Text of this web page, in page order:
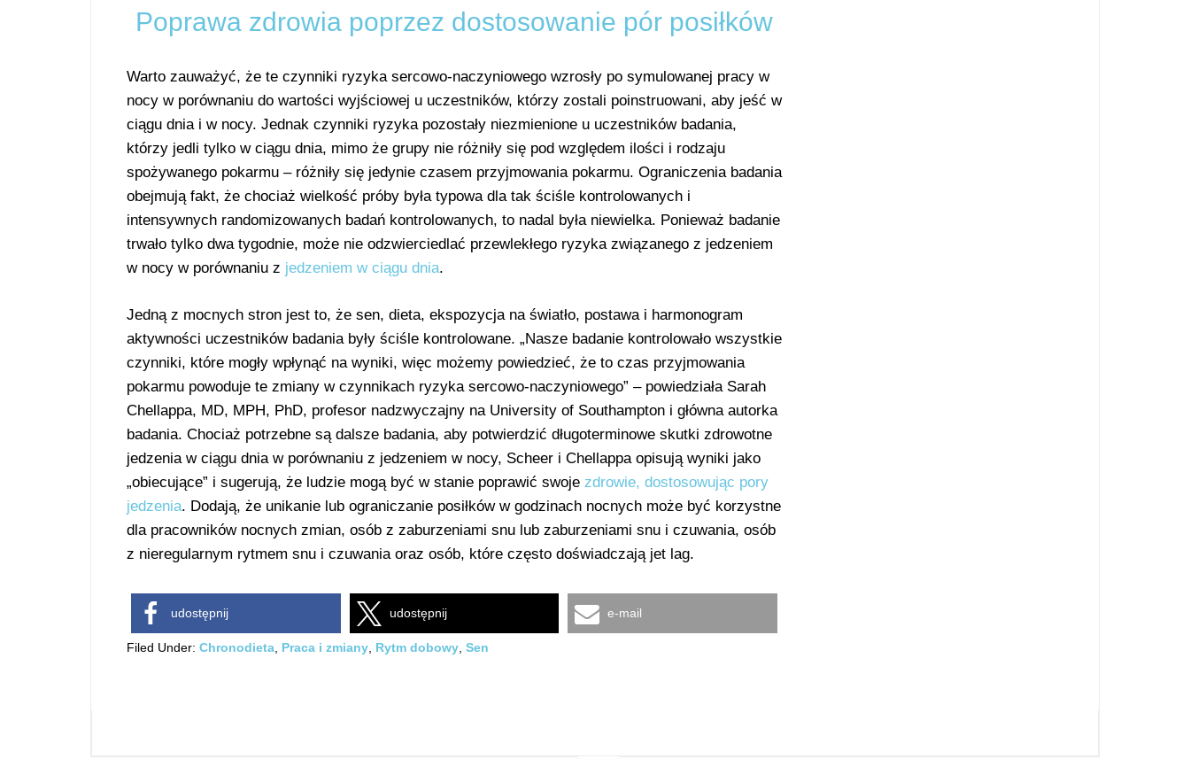
Poprawa zdrowia poprzez dostosowanie pór posiłków
Warto zauważyć, że te czynniki ryzyka sercowo-naczyniowego wzrosły po symulowanej pracy w
nocy w porównaniu do wartości wyjściowej u uczestników, którzy zostali poinstruowani, aby jeść w
ciągu dnia i w nocy. Jednak czynniki ryzyka pozostały niezmienione u uczestników badania,
którzy jedli tylko w ciągu dnia, mimo że grupy nie różniły się pod względem ilości i rodzaju
spożywanego pokarmu – różniły się jedynie czasem przyjmowania pokarmu. Ograniczenia badania
obejmują fakt, że chociaż wielkość próby była typowa dla tak ściśle kontrolowanych i
intensywnych randomizowanych badań kontrolowanych, to nadal była niewielka. Ponieważ badanie
trwało tylko dwa tygodnie, może nie odzwierciedlać przewlekłego ryzyka związanego z jedzeniem
w nocy w porównaniu z jedzeniem w ciągu dnia.
Jedną z mocnych stron jest to, że sen, dieta, ekspozycja na światło, postawa i harmonogram
aktywności uczestników badania były ściśle kontrolowane. „Nasze badanie kontrolowało wszystkie
czynniki, które mogły wpłynąć na wyniki, więc możemy powiedzieć, że to czas przyjmowania
pokarmu powoduje te zmiany w czynnikach ryzyka sercowo-naczyniowego” – powiedziała Sarah
Chellappa, MD, MPH, PhD, profesor nadzwyczajny na University of Southampton i główna autorka
badania. Chociaż potrzebne są dalsze badania, aby potwierdzić długoterminowe skutki zdrowotne
jedzenia w ciągu dnia w porównaniu z jedzeniem w nocy, Scheer i Chellappa opisują wyniki jako
„obiecujące” i sugerują, że ludzie mogą być w stanie poprawić swoje zdrowie, dostosowując pory
jedzenia. Dodają, że unikanie lub ograniczanie posiłków w godzinach nocnych może być korzystne
dla pracowników nocnych zmian, osób z zaburzeniami snu lub zaburzeniami snu i czuwania, osób
z nieregularnym rytmem snu i czuwania oraz osób, które często doświadczają jet lag.
udostępnij udostępnij e-mail
Filed Under: Chronodieta Praca i zmiany Rytm dobowy Sen